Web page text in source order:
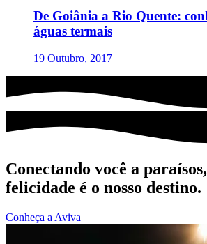
De Goiânia a Rio Quente:
águas termais
19 Outubro, 2017
Conectando você a
felicidade é o nosso destino.
Conheça a Aviva